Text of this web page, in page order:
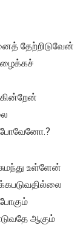
தேற்றிடுவேன்
போவேனோ.?
உள்ளேன்
ஆகும்